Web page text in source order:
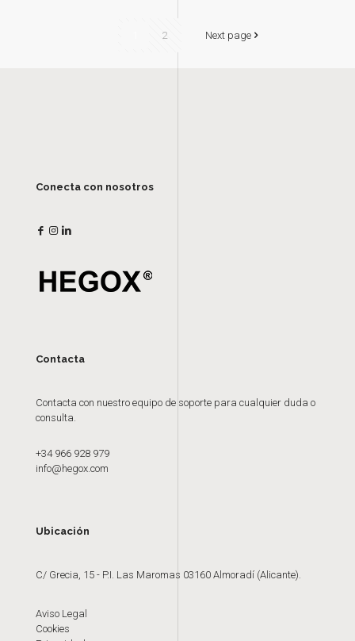
2 Next page
Conecta con nosotros
Contacta
Contacta con nuestro equipo de soporte para cualquier duda o
consulta.
+34 966 928 979
info@hegox.com
Ubicación
C/ Grecia, 15 - P.I. Las Maromas 03160 Almoradí (Alicante).
Aviso Legal
Cookies